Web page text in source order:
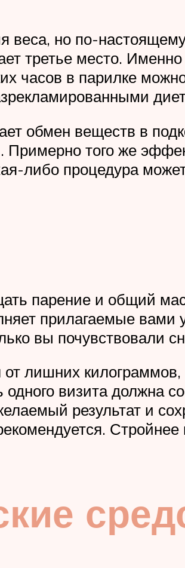
веса, но по-
третье место.
часов в парилке
обмен веществ в
Примерно того же
либо процедура
парение и общий
прилагаемые
вы почувствовали
лишних
визита должна
результат и
Стройнее